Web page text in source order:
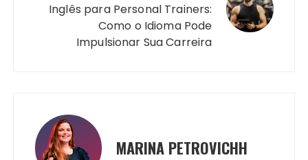
Inglês para Personal Trainers:
Como o Idioma Pode
Impulsionar Sua Carreira
MARINA PETROVICHH